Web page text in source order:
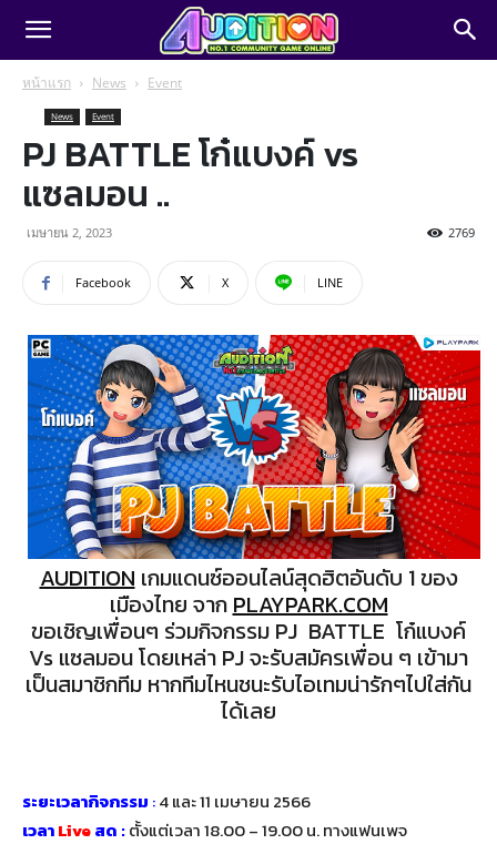
หน้าแรก News Event
News Event
PJ BATTLE โก๋แบงค์ vs
แซลมอน ..
เมษายน 2, 2023 2769
Facebook X LINE
AUDITION เกมแดนซ์ออนไลน์สุดฮิตอันดับ 1 ของ
เมืองไทย จาก PLAYPARK.COM
ขอเชิญเพื่อนๆ ร่วมกิจกรรม PJ BATTLE โก๋แบงค์
Vs แซลมอน โดยเหล่า PJ จะรับสมัครเพื่อน ๆ เข้ามา
เป็นสมาชิกทีม หากทีมไหนชนะรับไอเทมน่ารักๆไปใส่กัน
ได้เลย
ระยะเวลากิจกรรม :4 และ 11 เมษายน 2566
เวลาLiveสด :ตั้งแต่เวลา 18.00 – 19.00 น. ทางแฟนเพจ